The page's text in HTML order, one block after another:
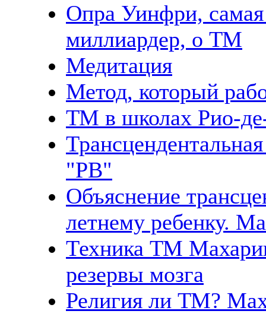
Опра Уинфри,
миллиардер, о ТМ
Медитация
Метод, который
ТМ в школах Рио-
"PB"
Объяснение
летнему ребенку.
Техника ТМ
резервы мозга
Религия ли ТМ?